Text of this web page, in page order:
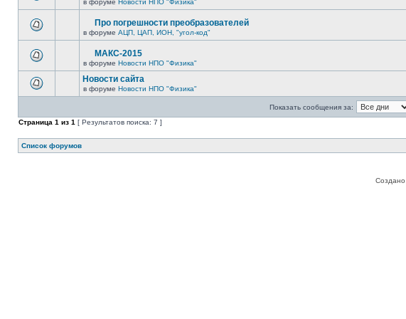
в форуме Новости НПО "Физика"
Про погрешности преобразователей
в форуме АЦП, ЦАП, ИОН, "угол-код"
МАКС-2015
в форуме Новости НПО "Физика"
Новости сайта
в форуме Новости НПО "Физика"
Показать сообщения за:
Страница 1 из 1 [ Результатов поиска: 7 ]
Список форумов
Создано